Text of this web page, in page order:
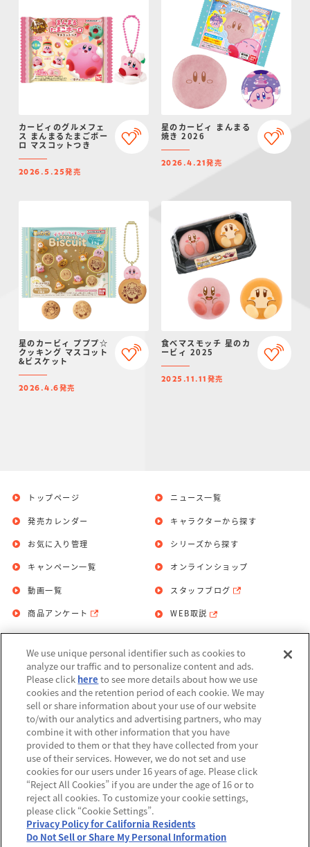
カービィのグルメフェ
ス まんまるたまごボー
ロ マスコットつき
2026.5.25発売
星のカービィ まんまる
焼き 2026
2026.4.21発売
星のカービィ プププ☆
クッキング マスコット
&ビスケット
2026.4.6発売
食べマスモッチ 星のカ
ービィ 2025
2025.11.11 発売
トップページ
発売カレンダー
お気に入り管理
ニュース一覧
キャラクターから探す
シリーズから探す
キャンペーン一覧
動画一覧
商品アンケート
オンラインショップ
スタッフブログ
WEB取説
お問い合わせ 個人情報保護方針
利用規約
Do Not Sell or Share My Personal
Information
アレルギー情報
©BANDAI
We use unique personal identifier such as cookies to
analyze our traffic and to personalize content and ads.
Please click here to see more details about how we use
cookies and the retention period of each cookie. We may
sell or share information about your use of our website
to/with our analytics and advertising partners, who may
combine it with other information that you have
provided to them or that they have collected from your
use of their services. However, we do not set and use
cookies for our users under 16 years of age. Please click
“Reject All Cookies” if you are under the age of 16 or to
reject all cookies. To customize your cookie settings,
please click “Cookie Settings”.
Privacy Policy for California Residents
Do Not Sell or Share My Personal Information